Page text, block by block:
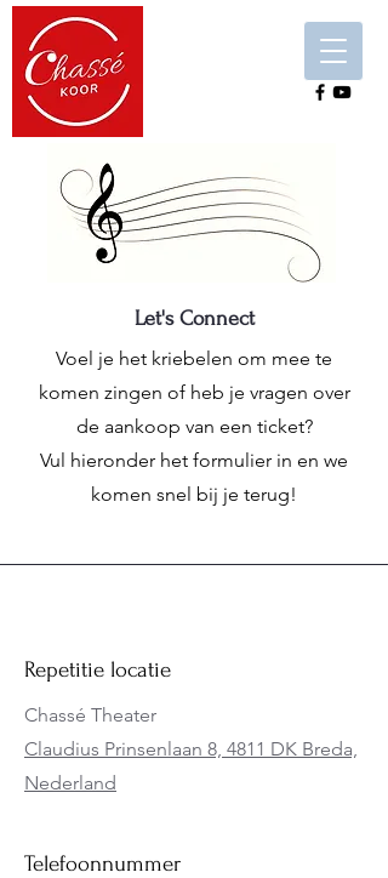
Let's Connect
Voel je het kriebelen om mee te
komen zingen of heb je vragen over
de aankoop van een ticket?
Vul hieronder het formulier in en we
komen snel bij je terug!
Repetitie locatie
Chassé Theater
Claudius Prinsenlaan 8, 4811 DK Breda,
Nederland
Telefoonnummer